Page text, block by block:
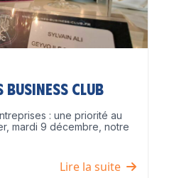
Business Club
: une priorité au
mardi 9 décembre, notre
Lire la suite